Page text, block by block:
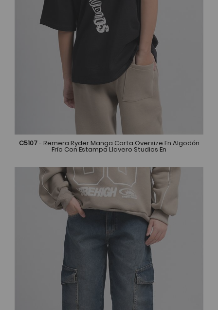
C5107- Remera Ryder Manga Corta Oversize En Algodón
Frío Con Estampa Llavero Studios En